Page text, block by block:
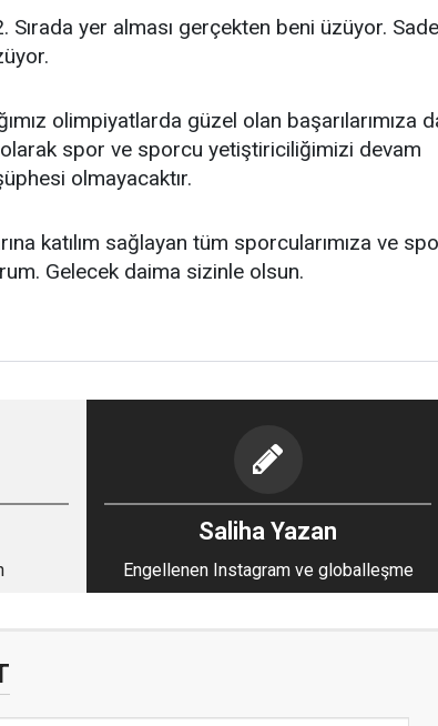
Sırada yer alması gerçekten beni üzüyor.
olimpiyatlarda güzel olan başarılarımıza
spor ve sporcu yetiştiriciliğimizi devam
olmayacaktır.
katılım sağlayan tüm sporcularımıza ve
Gelecek daima sizinle olsun.
Saliha Yazan
Engellenen Instagram ve globalleşme